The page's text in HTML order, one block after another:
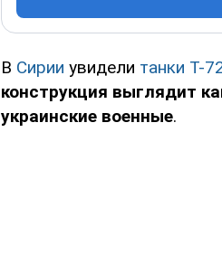
В Сирии увидели танки Т-
конструкция выглядит
украинские военные.